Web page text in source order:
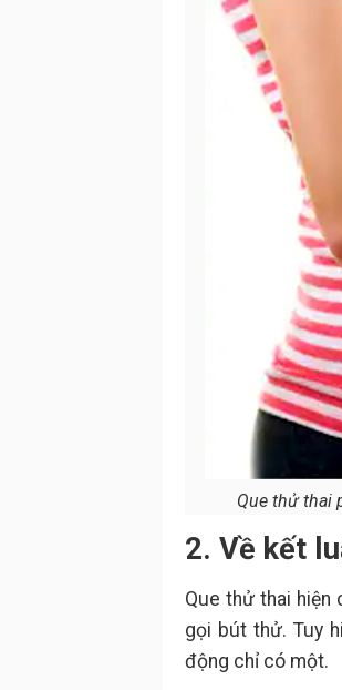
Que thử thai
2. Về kết
Que thử thai hiện
gọi bút thử. Tuy
động chỉ có một.